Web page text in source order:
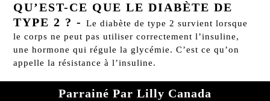
QU’EST-CE QUE LE DIABÈTE DE
TYPE 2 ? -Le diabète de type 2 survient lorsque
le corps ne peut pas utiliser correctement l’insuline,
une hormone qui régule la glycémie. C’est ce qu’on
appelle la résistance à l’insuline.
Parrainé Par Lilly Canada